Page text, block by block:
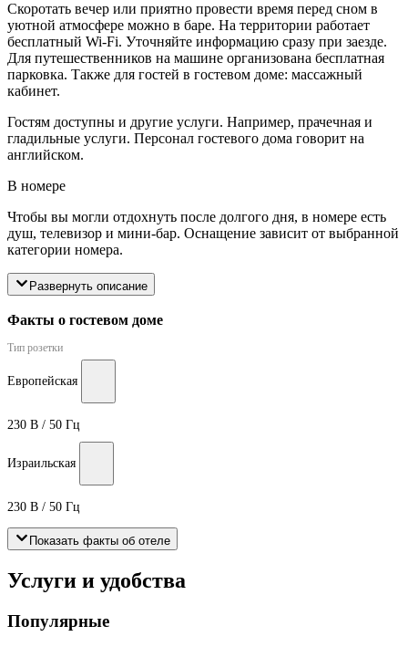
Скоротать вечер или приятно провести время перед сном в
уютной атмосфере можно в баре. На территории работает
бесплатный Wi-Fi. Уточняйте информацию сразу при заезде.
Для путешественников на машине организована бесплатная
парковка. Также для гостей в гостевом доме: массажный
кабинет.
Гостям доступны и другие услуги. Например, прачечная и
гладильные услуги. Персонал гостевого дома говорит на
английском.
В номере
Чтобы вы могли отдохнуть после долгого дня, в номере есть
душ, телевизор и мини-бар. Оснащение зависит от выбранной
категории номера.
Развернуть описание
Факты о гостевом доме
Тип розетки
Европейская
230 В / 50 Гц
Израильская
230 В / 50 Гц
Показать факты об отеле
Услуги и удобства
Популярные